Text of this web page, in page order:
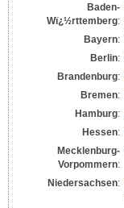
Baden-
Wï¿½rttemberg:
Bayern:
Berlin:
Brandenburg:
Bremen:
Hamburg:
Hessen:
Mecklenburg-
Vorpommern:
Niedersachsen: